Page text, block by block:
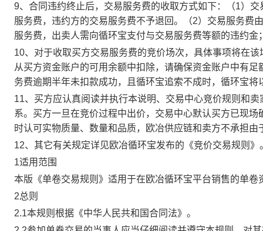
9、合同违约终止后，交易服务费的收取方式如下：（1）
服务费，违约方的交易服务费不予退回。（2）交易服务费
服务费，出卖人需向循环宝支付与交易服务费等额的违约
10、对于收取买方交易服务费的竞价场次，具体事项将在
从买方资金账户的可用余额中扣除，请确保资金账户中有
务费逾期半年未扣款成功，且循环宝追索不成时，循环宝将
11、买方应认真阅读并执行本说明、交易中心竞价规则和
系。买方一旦在竞价过程中出价，交易中心默认买方已现
时认可实物质量、数量和品质，欧冶供应链和卖方不承担由
12、其它有关规定详见欧冶循环宝发布的《竞价交易规则》
1适用范围
本版《单卷交易规则》适用于在欧冶循环宝平台销售的单卷
2总则
2.1本规则根据《中华人民共和国合同法》。